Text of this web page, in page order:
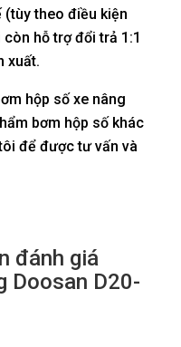
(tùy theo điều kiện
hỗ trợ đổi trả 1:1
xuất.
hộp số xe nâng
bơm hộp số khác
để được tư vấn và
đánh giá
Doosan D20-